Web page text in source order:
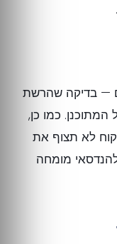
— בדיקה שהרשת
כמו כן,
לא תצוף את
מומחה